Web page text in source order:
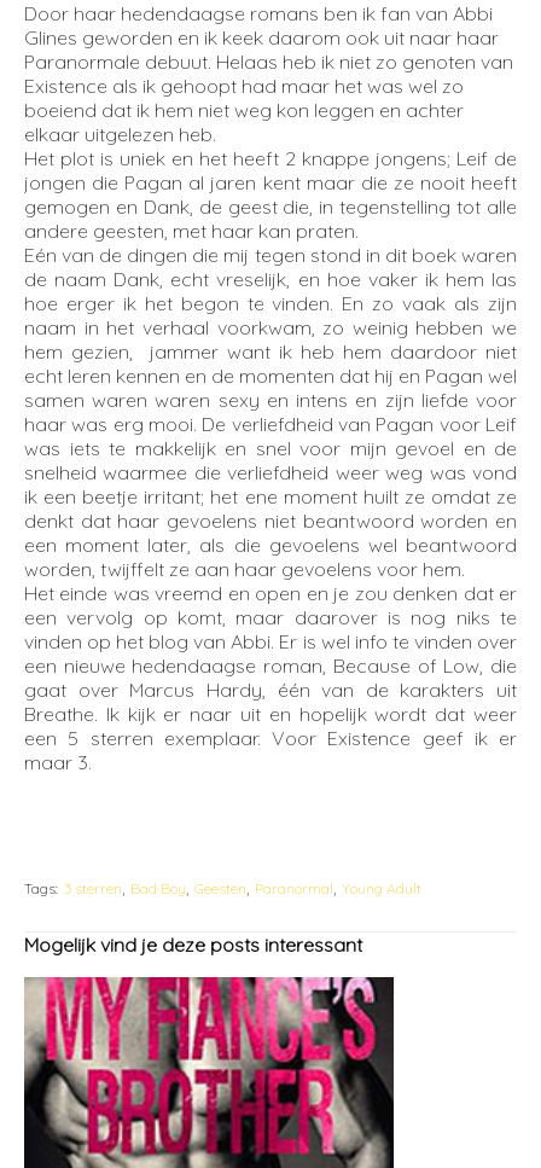
Door haar hedendaagse romans ben ik fan van Abbi
Glines geworden en ik keek daarom ook uit naar haar
Paranormale debuut. Helaas heb ik niet zo genoten van
Existence als ik gehoopt had maar het was wel zo
boeiend dat ik hem niet weg kon leggen en achter
elkaar uitgelezen heb.
Het plot is uniek en het heeft 2 knappe jongens; Leif de
jongen die Pagan al jaren kent maar die ze nooit heeft
gemogen en Dank, de geest die, in tegenstelling tot alle
andere geesten, met haar kan praten.
Eén van de dingen die mij tegen stond in dit boek waren
de naam Dank, echt vreselijk, en hoe vaker ik hem las
hoe erger ik het begon te vinden. En zo vaak als zijn
naam in het verhaal voorkwam, zo weinig hebben we
hem gezien, jammer want ik heb hem daardoor niet
echt leren kennen en de momenten dat hij en Pagan wel
samen waren waren sexy en intens en zijn liefde voor
haar was erg mooi. De verliefdheid van Pagan voor Leif
was iets te makkelijk en snel voor mijn gevoel en de
snelheid waarmee die verliefdheid weer weg was vond
ik een beetje irritant; het ene moment huilt ze omdat ze
denkt dat haar gevoelens niet beantwoord worden en
een moment later, als die gevoelens wel beantwoord
worden, twijffelt ze aan haar gevoelens voor hem.
Het einde was vreemd en open en je zou denken dat er
een vervolg op komt, maar daarover is nog niks te
vinden op het blog van Abbi. Er is wel info te vinden over
een nieuwe hedendaagse roman, Because of Low, die
gaat over Marcus Hardy, één van de karakters uit
Breathe. Ik kijk er naar uit en hopelijk wordt dat weer
een 5 sterren exemplaar. Voor Existence geef ik er
maar 3.
Tags: 3 sterren Bad Boy Geesten Paranormal Young Adult
Mogelijk vind je deze posts interessant